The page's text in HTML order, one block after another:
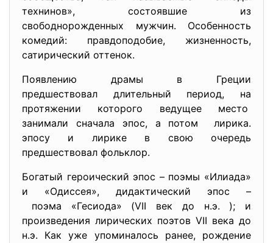
технинов», состоявшие из
свободнорожденных мужчин. Особенность
комедий: правдоподобие, жизненность,
сатирический оттенок.
Появлению драмы в Греции
предшествовал длительный период, на
протяжении которого ведущее место
занимали сначала эпос, а потом лирика.
эпосу и лирике в свою очередь
предшествовал фольклор.
Богатый героический эпос – поэмы «Илиада»
и «Одиссея», дидактический эпос –
поэма «Гесиода» (VII век до н.э. ); и
произведения лирических поэтов VII века до
н.э. Как уже упоминалось ранее, рождение